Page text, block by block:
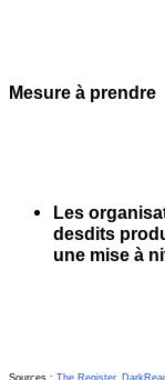
Mesure à prendre
Les
desdits
une mise à
Sources : The Register,